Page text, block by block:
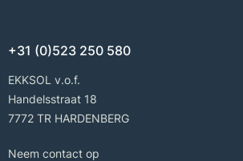
+31 (0)523 250 580
EKKSOL v.o.f.
Handelsstraat 18
7772 TR HARDENBERG
Neem contact op